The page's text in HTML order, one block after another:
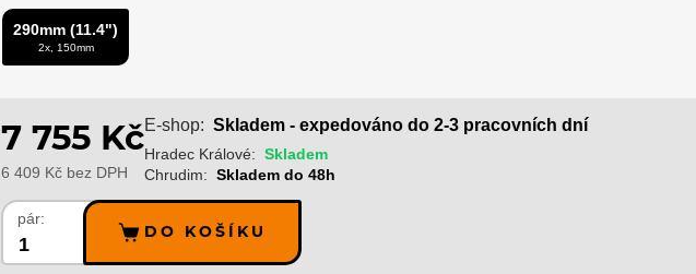
290mm (11.4")
2x, 150mm
7 755 Kč
6 409 Kč bez DPH
E-shop: Skladem - expedováno do 2-3 pracovních dní
Hradec Králové: Skladem
Chrudim: Skladem do 48h
pár:
DO KOŠÍKU